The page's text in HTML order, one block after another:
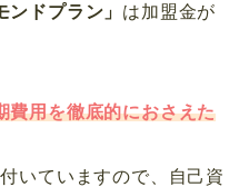
ンドプラン」 は加盟金が
費用を徹底的におさえた
いていますので、自己資